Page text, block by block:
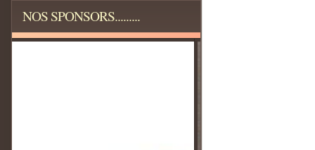
NOS SPONSORS.........